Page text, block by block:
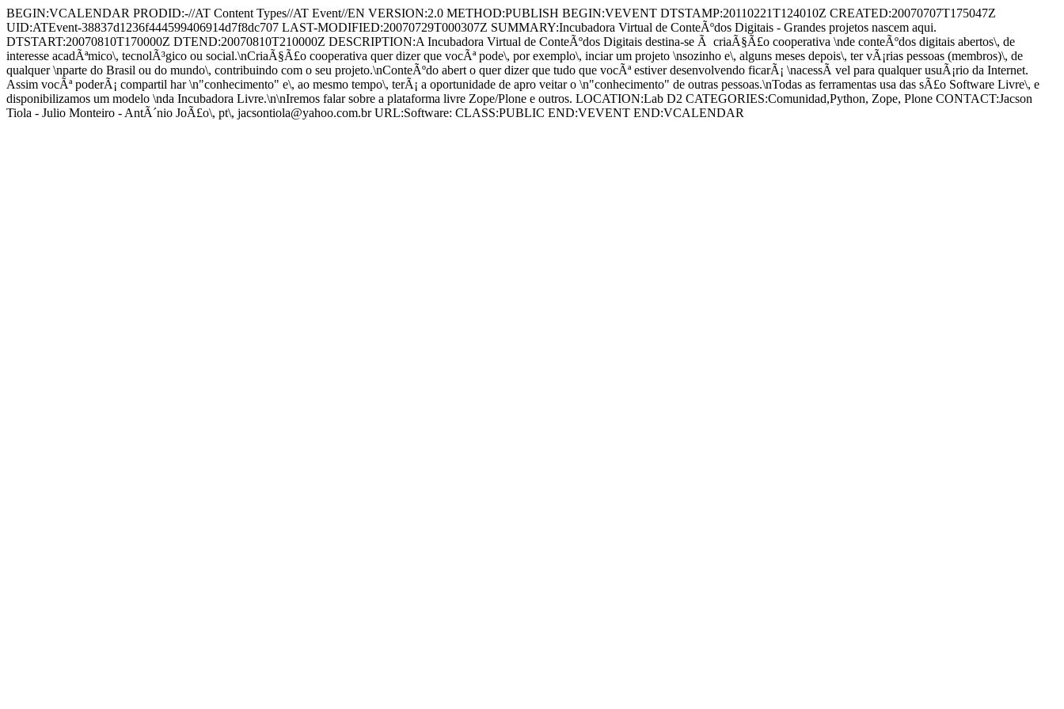
BEGIN:VCALENDAR PRODID:-//AT Content Types//AT Event//EN VERSION:2.0 METHOD:PUBLISH BEGIN:VEVENT DTSTAMP:20110221T124010Z CREATED:20070707T175047Z
UID:ATEvent-38837d1236f444599406914d7f8dc707 LAST-MODIFIED:20070729T000307Z SUMMARY:Incubadora Virtual de ConteÃºdos Digitais - Grandes projetos nascem aqui.
DTSTART:20070810T170000Z DTEND:20070810T210000Z DESCRIPTION:A Incubadora Virtual de ConteÃºdos Digitais destina-se Ã criaÃ§Ã£o cooperativa \nde conteÃºdos digitais abertos\, de
interesse acadÃªmico\, tecnolÃ³gico ou social.\nCriaÃ§Ã£o cooperativa quer dizer que vocÃª pode\, por exemplo\, inciar um projeto \nsozinho e\, alguns meses depois\, ter vÃ¡rias pessoas (membros)\, de
qualquer \nparte do Brasil ou do mundo\, contribuindo com o seu projeto.\nConteÃºdo abert o quer dizer que tudo que vocÃª estiver desenvolvendo ficarÃ¡ \nacessÃ ­vel para qualquer usuÃ¡rio da Internet.
Assim vocÃª poderÃ¡ compartil har \n"conhecimento" e\, ao mesmo tempo\, terÃ¡ a oportunidade de apro veitar o \n"conhecimento" de outras pessoas.\nTodas as ferramentas usa das sÃ£o Software Livre\, e
disponibilizamos um modelo \nda Incubadora Livre.\n\nIremos falar sobre a plataforma livre Zope/Plone e outros. LOCATION:Lab D2 CATEGORIES:Comunidad,Python, Zope, Plone CONTACT:Jacson
Tiola - Julio Monteiro - AntÃ´nio JoÃ£o\, pt\, jacsontiola@yahoo.com.br URL:Software: CLASS:PUBLIC END:VEVENT END:VCALENDAR